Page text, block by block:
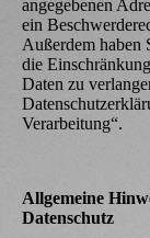
angegebenen
ein
Außerdem haben
die
Daten zu
Verarbeitung“.
Allgemeine
Datenschutz